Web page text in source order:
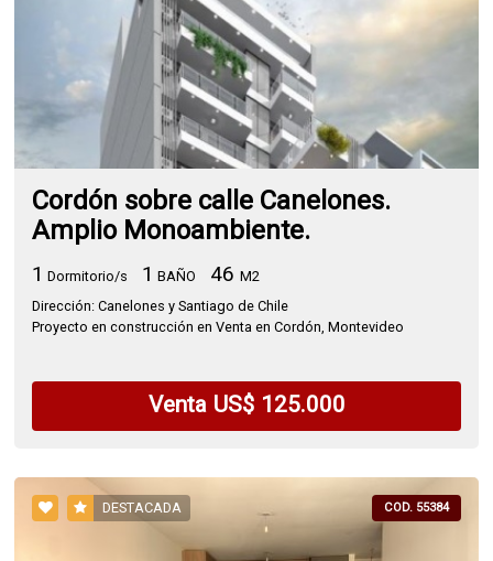
Cordón sobre calle Canelones.
Amplio Monoambiente.
1 Dormitorio/s 1 BAÑO 46 M2
Dirección: Canelones y Santiago de Chile
Proyecto en construcción en Venta en Cordón, Montevideo
Venta US$ 125.000
DESTACADA COD. 55384